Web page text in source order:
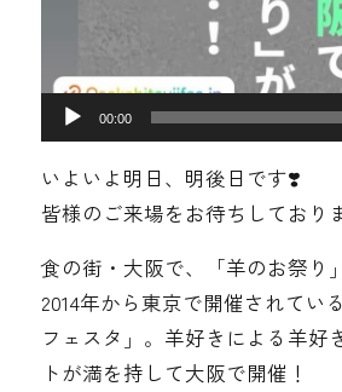
00:00
いよいよ明日、明後日です❣️
皆様のご来場をお待ちしており
食の街・大阪で、「羊のお祭り
2014年から東京で開催されてい
フェスタ」。羊好きによる羊好
トが満を持して大阪で開催！